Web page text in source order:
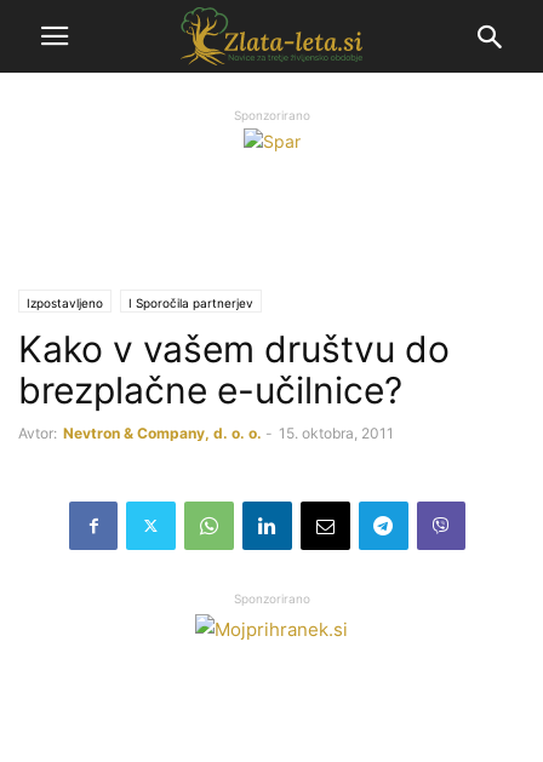
Sponzorirano
Izpostavljeno Ι Sporočila partnerjev
Kako v vašem društvu do
brezplačne e-učilnice?
Avtor: Nevtron & Company, d. o. o. - 15. oktobra, 2011
Sponzorirano